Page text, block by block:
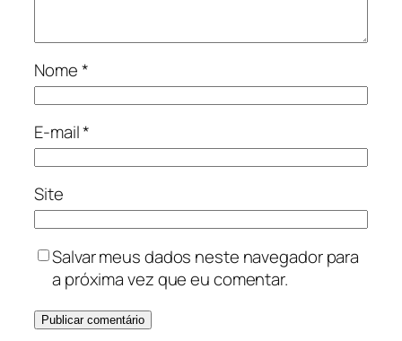
Nome*
E-mail*
Site
Salvar meus dados neste navegador para
a próxima vez que eu comentar.